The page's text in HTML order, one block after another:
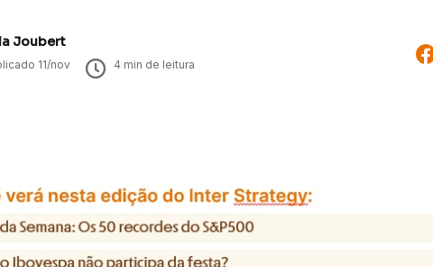
Joubert
11/nov 4 min de leitura